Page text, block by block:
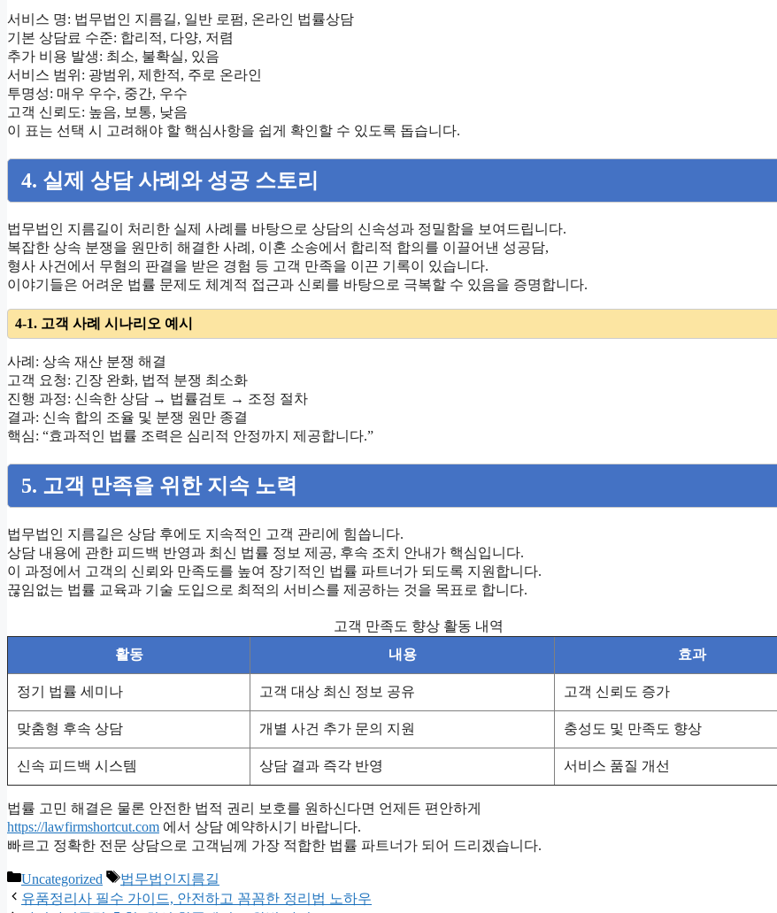
서비스 명: 법무법인 지름길, 일반 로펌, 온라인 법률상담
기본 상담료 수준: 합리적, 다양, 저렴
추가 비용 발생: 최소, 불확실, 있음
서비스 범위: 광범위, 제한적, 주로 온라인
투명성: 매우 우수, 중간, 우수
고객 신뢰도: 높음, 보통, 낮음
이 표는 선택 시 고려해야 할 핵심사항을 쉽게 확인할 수 있도록 돕습니다.
4. 실제 상담 사례와 성공 스토리
법무법인 지름길이 처리한 실제 사례를 바탕으로 상담의 신속성과 정밀함을 보여드립니다.
복잡한 상속 분쟁을 원만히 해결한 사례, 이혼 소송에서 합리적 합의를 이끌어낸 성공담,
형사 사건에서 무혐의 판결을 받은 경험 등 고객 만족을 이끈 기록이 있습니다.
이야기들은 어려운 법률 문제도 체계적 접근과 신뢰를 바탕으로 극복할 수 있음을 증명합니다.
4-1. 고객 사례 시나리오 예시
사례: 상속 재산 분쟁 해결
고객 요청: 긴장 완화, 법적 분쟁 최소화
진행 과정: 신속한 상담 → 법률검토 → 조정 절차
결과: 신속 합의 조율 및 분쟁 원만 종결
핵심: “효과적인 법률 조력은 심리적 안정까지 제공합니다.”
5. 고객 만족을 위한 지속 노력
법무법인 지름길은 상담 후에도 지속적인 고객 관리에 힘씁니다.
상담 내용에 관한 피드백 반영과 최신 법률 정보 제공, 후속 조치 안내가 핵심입니다.
이 과정에서 고객의 신뢰와 만족도를 높여 장기적인 법률 파트너가 되도록 지원합니다.
끊임없는 법률 교육과 기술 도입으로 최적의 서비스를 제공하는 것을 목표로 합니다.
고객 만족도 향상 활동 내역
활동
내용 효과
정기 법률 세미나 고객 대상 최신 정보 공유 고객 신뢰도 증가
맞춤형 후속 상담 개별 사건 추가 문의 지원 충성도 및 만족도 향상
신속 피드백 시스템 상담 결과 즉각 반영 서비스 품질 개선
법률 고민 해결은 물론 안전한 법적 권리 보호를 원하신다면 언제든 편안하게
https://lawfirmshortcut.com 에서 상담 예약하시기 바랍니다.
빠르고 정확한 전문 상담으로 고객님께 가장 적합한 법률 파트너가 되어 드리겠습니다.
Categories
Uncategorized Tags
법무법인지름길
유품정리사 필수 가이드, 안전하고 꼼꼼한 정리법 노하우